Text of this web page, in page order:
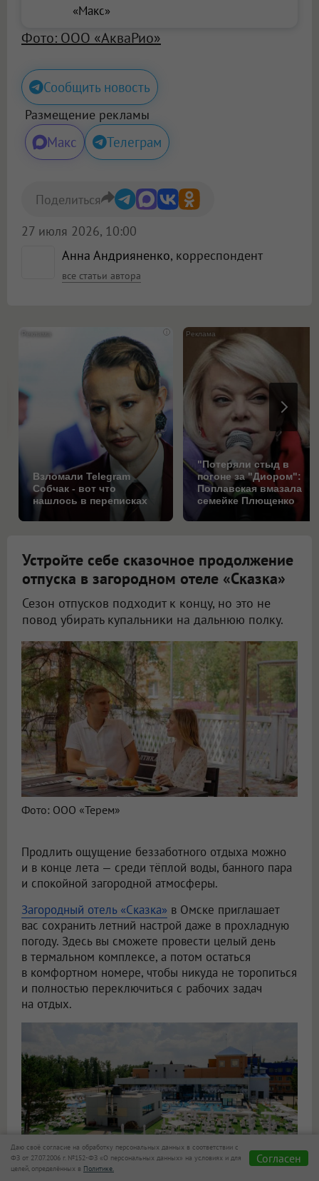
«Макс»
Фото: ООО «АкваРио»
Сообщить новость
Размещение рекламы
Макс Телеграм
Анна Андрияненко, корреспондент
все статьи автора
27 июля 2026, 10:00
Поделиться
i
Взломали Telegram
Собчак - вот что
нашлось в переписках
"Потеряли стыд в
погоне за "Диором":
Поплавская вмазала
семейке Плющенко
Устройте себе сказочное продолжение
отпуска в загородном отеле «Сказка»
Сезон отпусков подходит к концу, но это не
повод убирать купальники на дальнюю полку.
Фото: ООО «Терем»
Продлить ощущение беззаботного отдыха можно
и в конце лета — среди тёплой воды, банного пара
и спокойной загородной атмосферы.
Загородный отель «Сказка» в Омске приглашает
вас сохранить летний настрой даже в прохладную
погоду. Здесь вы сможете провести целый день
в термальном комплексе, а потом остаться
в комфортном номере, чтобы никуда не торопиться
и полностью переключиться с рабочих задач
на отдых.
Даю своё согласие на обработку персональных данных в соответствии с
ФЗ от 27.07.2006 г. №152-ФЗ «О персональных данных» на условиях и для
целей, определённых в Политике.
Согласен